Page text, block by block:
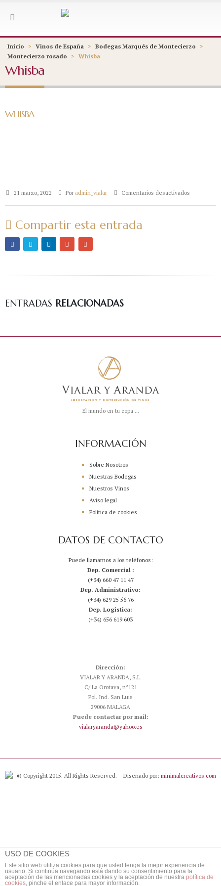
Inicio > Vinos de España > Bodegas Marqués de Montecierzo
>
Montecierzo rosado
> Whisba
Whisba
WHISBA
21 marzo, 2022 Por admin_vialar Comentarios desactivados
Compartir esta entrada
ENTRADAS RELACIONADAS
El mundo en tu copa ...
INFORMACIÓN
Sobre Nosotros
Nuestras Bodegas
Nuestros Vinos
Aviso legal
Política de cookies
DATOS DE CONTACTO
Puede llamarnos a los teléfonos:
Dep. Comercial :
(+34) 660 47 11 47
Dep. Administrativo:
(+34) 629 25 56 76
Dep. Logistica:
(+34) 656 619 603
Dirección:
VIALAR Y ARANDA, S.L.
C/ La Orotava, nº121
Pol. Ind. San Luis
29006 MALAGA
Puede contactar por mail:
vialaryaranda@yahoo.es
© Copyright 2015. All Rights Reserved. Diseñado por: minimalcreativos.com
USO DE COOKIES
Este sitio web utiliza cookies para que usted tenga la mejor experiencia de
usuario. Si continúa navegando está dando su consentimiento para la
aceptación de las mencionadas cookies y la aceptación de nuestra política de
cookies, pinche el enlace para mayor información.